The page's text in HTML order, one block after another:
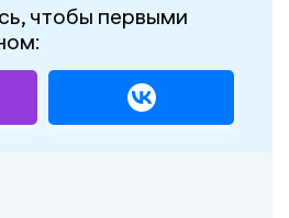
чтобы первыми